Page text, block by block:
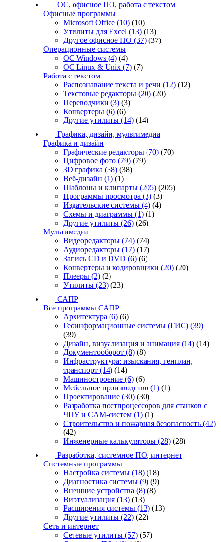
ОС, офисное ПО, работа с текстом
Офисные программы
Microsoft Office (10) (10)
Утилиты для Excel (13) (13)
Другое офисное ПО (37) (37)
Операционные системы
ОС Windows (4) (4)
ОС Linux & Unix (7) (7)
Работа с текстом
Распознавание текста и речи (12) (12)
Текстовые редакторы (20) (20)
Переводчики (3) (3)
Конвертеры (6) (6)
Другие утилиты (14) (14)
Графика, дизайн, мультимедиа
Графика и дизайн
Графические редакторы (70) (70)
Цифровое фото (79) (79)
3D графика (38) (38)
Веб-дизайн (1) (1)
Шаблоны и клипарты (205) (205)
Программы просмотра (3) (3)
Издательские системы (4) (4)
Схемы и диаграммы (1) (1)
Другие утилиты (26) (26)
Мультимедиа
Видеоредакторы (74) (74)
Аудиоредакторы (17) (17)
Запись CD и DVD (6) (6)
Конвертеры и кодировщики (20) (20)
Плееры (2) (2)
Утилиты (23) (23)
САПР
Все программы САПР
Архитектура (6) (6)
Геоинформационные системы (ГИС) (39)
(39)
Дизайн, визуализация и анимация (14) (14)
Документооборот (8) (8)
Инфраструктура: изыскания, генплан,
транспорт (14) (14)
Машиностроение (6) (6)
Мебельное производство (1) (1)
Проектирование (30) (30)
Разработка постпроцессоров для станков с
ЧПУ и CAM-систем (1) (1)
Строительство и пожарная безопасность (42)
(42)
Инженерные калькуляторы (28) (28)
Разработка, системное ПО, интернет
Системные программы
Настройка системы (18) (18)
Диагностика системы (9) (9)
Внешние устройства (8) (8)
Виртуализация (13) (13)
Расширения системы (13) (13)
Другие утилиты (22) (22)
Сеть и интернет
Сетевые утилиты (57) (57)